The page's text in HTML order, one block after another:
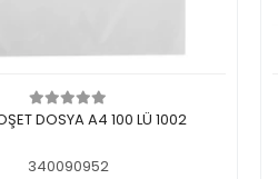
اضف الى سلة التسوق
DOSYA A4 100 LÜ 1002
340090952